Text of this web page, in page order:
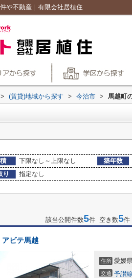
や不動産｜有限会社居植住
> (賃貸)地域から探す > 今治市 > 馬越町
下限なし～上限なし 築年数
り
指定なし
該当公開件数5件 空き数5件
アビテ馬越
住所 愛媛
交通 予讃線